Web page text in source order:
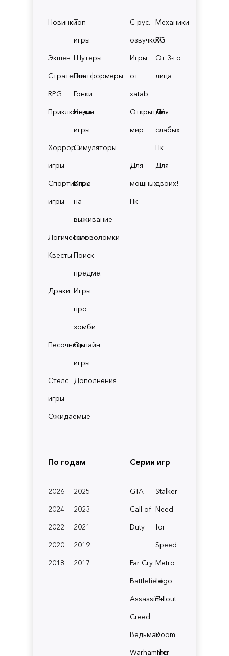
НовинкиТоп
игры
Экшен Шутеры
СтратегииПлатформеры
RPG
Гонки
Приключения
Инди
игры
Хоррор
игры
Симуляторы
Спортивные
игры
Игры
на
выживание
ЛогическиеГоловоломки
Квесты Поиск
предме.
Драки Игры
про
зомби
ПесочницыОнлайн
игры
Стелс
игры
Дополнения
Ожидаемые
С рус.
озвучкой
Механики
RG
Игры
от
xatab
От 3-го
лица
Открытый
мир
Для
слабых
Пк
Для
мощных
Пк
Для
двоих!
По годам
2026
2025
2024
2023
2022
2021
2020
2019
2018
2017
Серии игр
GTA
Stalker
Call of
Duty
Need
for
Speed
Far Cry Metro
BattlefieldLego
Assassin's
Creed
Fallout
ВедьмакDoom
Warhammer
The